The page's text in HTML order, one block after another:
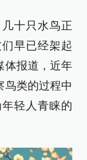
十只水鸟正
早已经架起
体报道，近年
鸟类的过程中
轻人青睐的